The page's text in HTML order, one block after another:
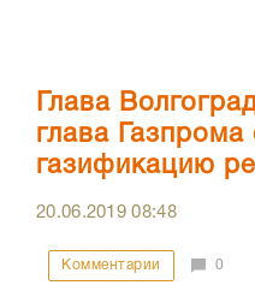
Глава
глава Газпрома
газификацию
20.06.201908:48
Комментарии 0